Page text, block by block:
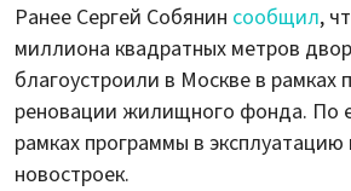
Ранее Сергей Собянин сообщил,
миллиона квадратных метров
благоустроили в Москве в рамках
реновации жилищного фонда. По
рамках программы в эксплуатацию
новостроек.